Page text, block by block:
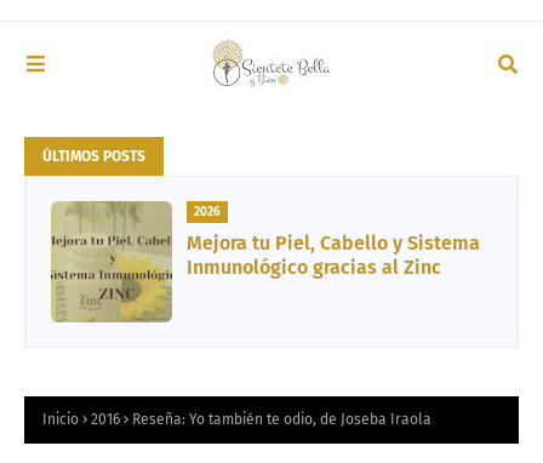
ÚLTIMOS POSTS
2026
Mejora tu Piel, Cabello y Sistema
Inmunológico gracias al Zinc
Inicio 2016 Reseña: Yo también te odio, de Joseba Iraola